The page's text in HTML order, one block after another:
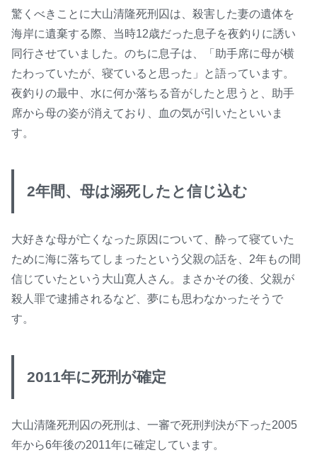
驚くべきことに大山清隆死刑囚は、殺害した妻の遺体を
海岸に遺棄する際、当時12歳だった息子を夜釣りに誘い
同行させていました。のちに息子は、「助手席に母が横
たわっていたが、寝ていると思った」と語っています。
夜釣りの最中、水に何か落ちる音がしたと思うと、助手
席から母の姿が消えており、血の気が引いたといいま
す。
2年間、母は溺死したと信じ込む
大好きな母が亡くなった原因について、酔って寝ていた
ために海に落ちてしまったという父親の話を、2年もの間
信じていたという大山寛人さん。まさかその後、父親が
殺人罪で逮捕されるなど、夢にも思わなかったそうで
す。
2011年に死刑が確定
大山清隆死刑囚の死刑は、一審で死刑判決が下った2005
年から6年後の2011年に確定しています。